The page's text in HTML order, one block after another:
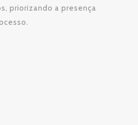
priorizando a presença